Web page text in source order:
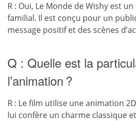
R : Oui, Le Monde de Wishy est
familial. Il est conçu pour un
message positif et des scènes
Q : Quelle est la
l’animation ?
R : Le film utilise une animation
lui confère un charme classique